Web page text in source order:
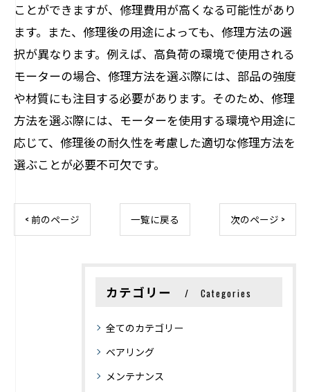
ことができますが、修理費用が高くなる可能性があり
ます。また、修理後の用途によっても、修理方法の選
択が異なります。例えば、高負荷の環境で使用される
モーターの場合、修理方法を選ぶ際には、部品の強度
や材質にも注目する必要があります。そのため、修理
方法を選ぶ際には、モーターを使用する環境や用途に
応じて、修理後の耐久性を考慮した適切な修理方法を
選ぶことが必要不可欠です。
< 前のページ 一覧に戻る 次のページ >
カテゴリー Categories
全てのカテゴリー
ベアリング
メンテナンス